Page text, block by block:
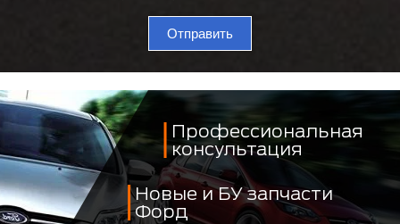
Отправить
Профессиональная
консультация
Новые и БУ запчасти
Форд